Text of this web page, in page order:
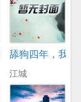
舔狗四年，我
江城